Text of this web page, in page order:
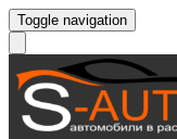
Toggle navigation